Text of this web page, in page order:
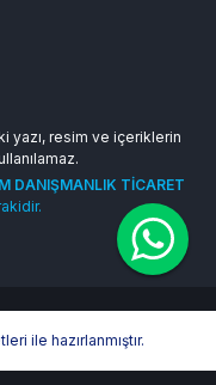
yazı, resim ve içeriklerin
DANIŞMANLIK TİCARET
ile hazırlanmıştır.